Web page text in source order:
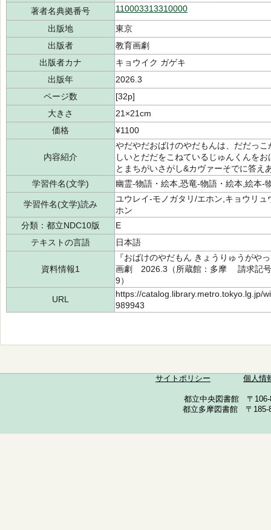
著者名典拠番号
110003313310000
出版地
東京
出版者
教育画劇
出版者カナ
キョウイク ガゲキ
出版年
2026.3
ページ数
[32p]
大きさ
21×21cm
価格
¥1100
内容紹介
やだやだおばけのやだもんは、だだっ
しいとだだをこねているじゅんくんを
とまちがいさがし&カヴァーそでに答え
学習件名(文学)
幽霊-物語・絵本,恐竜-物語・絵本,絵本-
学習件名(文学)読み
ユウレイ-モノガタリ/エホン,キョウリ
ホン
分類：都立NDC10版
E
テキストの言語
日本語
資料情報1
『おばけのやだもん きょうりゅうが
画劇 2026.3（所蔵館：多摩 請求記
9）
URL
https://catalog.library.metro.tokyo.lg.jp/
989943
サイトポリシー 個人情
都立中央図書館 〒
都立多摩図書館 〒185-